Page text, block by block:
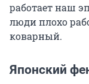
работает наш
люди плохо
коварный.
Японский